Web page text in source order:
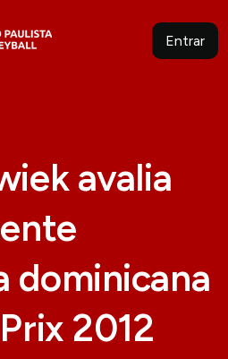
Entrar
avalia
dominicana
2012